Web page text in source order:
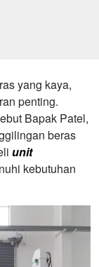
yang kaya,
penting.
Bapak Patel,
beras
unit
kebutuhan